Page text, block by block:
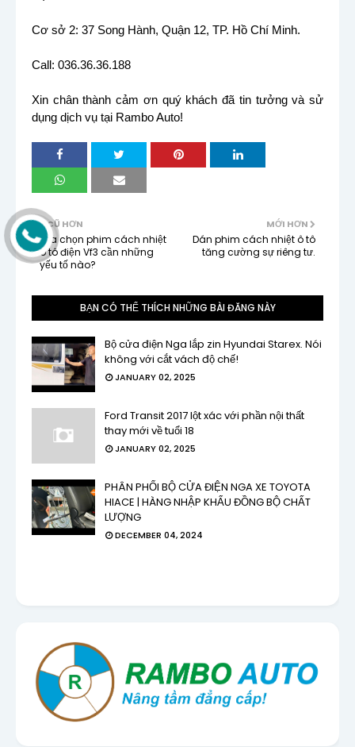
Cơ sở 2: 37 Song Hành, Quận 12, TP. Hồ Chí Minh.
Call: 036.36.36.188
Xin chân thành cảm ơn quý khách đã tin tưởng và sử
dụng dịch vụ tại Rambo Auto!
MỚI HƠN
Dán phim cách nhiệt ô tô
tăng cường sự riêng tư.
CŨ HƠN
Lựa chọn phim cách nhiệt
ô tô điện Vf3 cần những
yếu tố nào?
BẠN CÓ THỂ THÍCH NHỮNG BÀI ĐĂNG NÀY
Bộ cửa điện Nga lắp zin Hyundai Starex. Nói
không với cắt vách độ chế!
JANUARY 02, 2025
Ford Transit 2017 lột xác với phần nội thất
thay mới về tuổi 18
JANUARY 02, 2025
PHÂN PHỐI BỘ CỬA ĐIỆN NGA XE TOYOTA
HIACE | HÀNG NHẬP KHẨU ĐỒNG BỘ CHẤT
LƯỢNG
DECEMBER 04, 2024